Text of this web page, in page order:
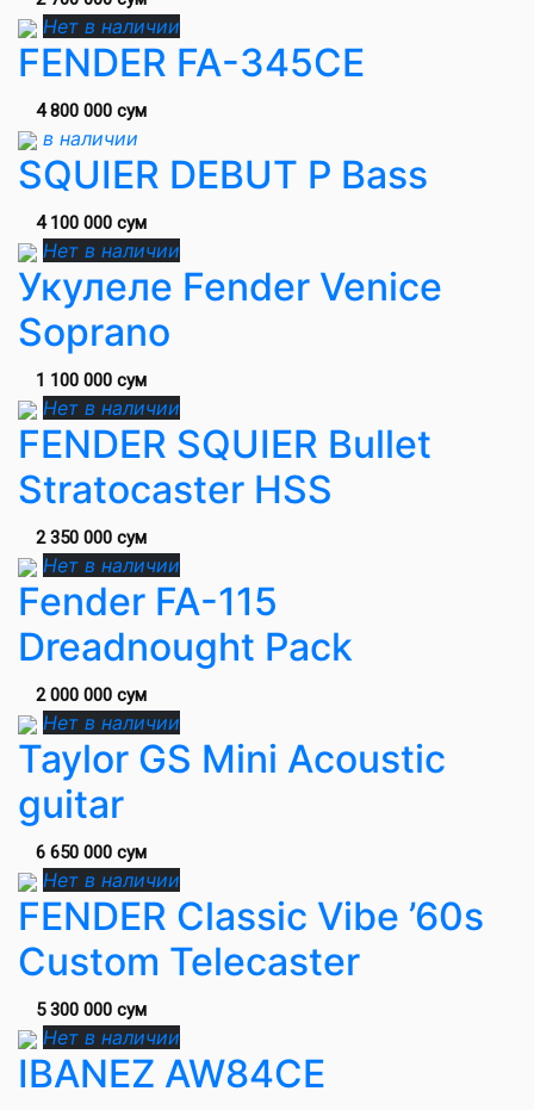
Нет в наличии
FENDER FA-345CE
4 800 000 сум
в наличии
SQUIER DEBUT P Bass
4 100 000 сум
Нет в наличии
Укулеле Fender Venice
Soprano
1 100 000 сум
Нет в наличии
FENDER SQUIER Bullet
Stratocaster HSS
2 350 000 сум
Нет в наличии
Fender FA-115
Dreadnought Pack
2 000 000 сум
Нет в наличии
Taylor GS Mini Acoustic
guitar
6 650 000 сум
Нет в наличии
FENDER Classic Vibe ’60s
Custom Telecaster
5 300 000 сум
Нет в наличии
IBANEZ AW84CE